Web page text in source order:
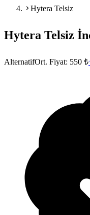
Hytera Telsiz
Hytera Telsiz
AlternatifOrt. Fiyat: 550 ₺